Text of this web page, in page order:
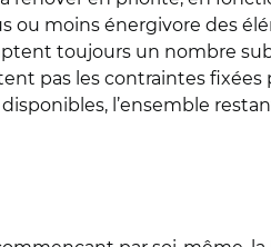
ou moins énergivore des
toujours un nombre
pas les contraintes fixées
l’ensemble